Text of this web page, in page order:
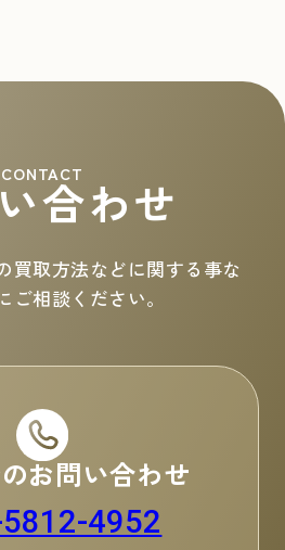
CONTACT合わせ
買取方法などに関する事な
ご相談ください。
お問い合わせ
4952